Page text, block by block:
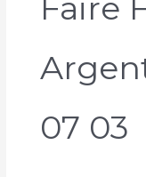
Faire
07 03